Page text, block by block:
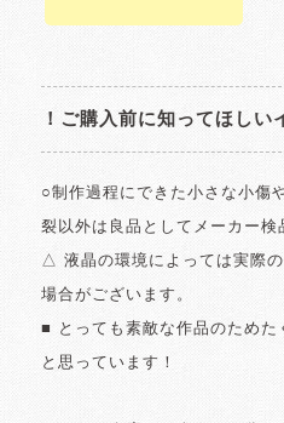
！ご購入前に知ってほしい
○制作過程にできた小さな小傷
裂以外は良品としてメーカー検
△ 液晶の環境によっては実際
場合がございます。
■ とっても素敵な作品のためた
と思っています！